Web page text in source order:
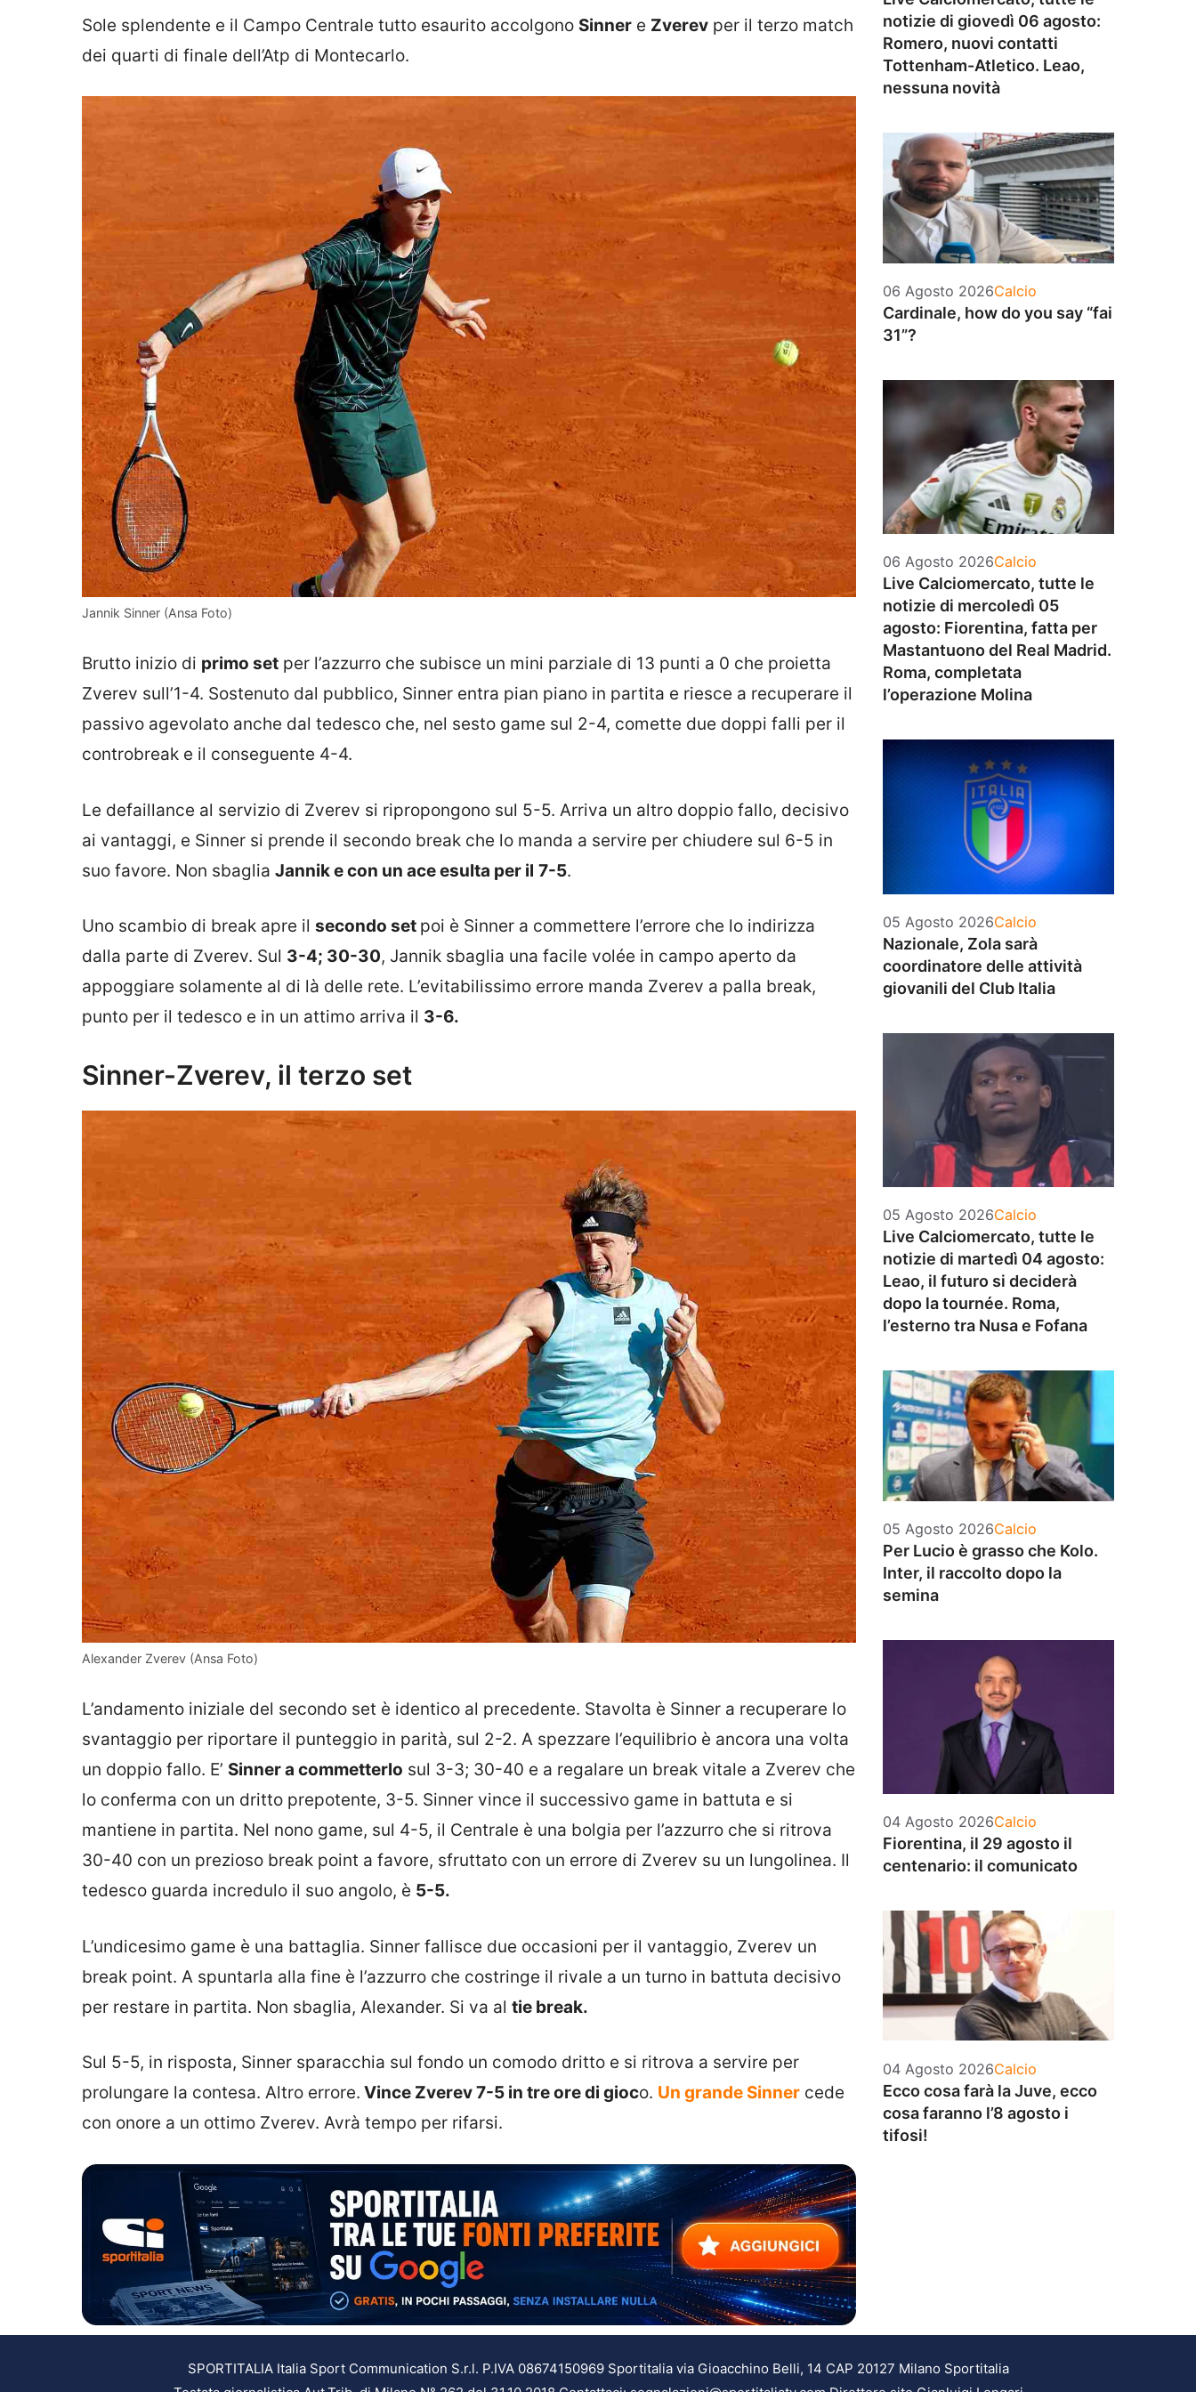
Sole splendente e il Campo Centrale tutto esaurito accolgono Sinner e Zverev per il terzo match
dei quarti di finale dell’Atp di Montecarlo.
Jannik Sinner (Ansa Foto)
Brutto inizio di primo set per l’azzurro che subisce un mini parziale di 13 punti a 0 che proietta
Zverev sull’1-4. Sostenuto dal pubblico, Sinner entra pian piano in partita e riesce a recuperare il
passivo agevolato anche dal tedesco che, nel sesto game sul 2-4, comette due doppi falli per il
controbreak e il conseguente 4-4.
Le defaillance al servizio di Zverev si ripropongono sul 5-5. Arriva un altro doppio fallo, decisivo
ai vantaggi, e Sinner si prende il secondo break che lo manda a servire per chiudere sul 6-5 in
suo favore. Non sbaglia Jannik e con un ace esulta per il 7-5.
Uno scambio di break apre il secondo set poi è Sinner a commettere l’errore che lo indirizza
dalla parte di Zverev. Sul 3-4; 30-30, Jannik sbaglia una facile volée in campo aperto da
appoggiare solamente al di là delle rete. L’evitabilissimo errore manda Zverev a palla break,
punto per il tedesco e in un attimo arriva il 3-6.
Sinner-Zverev, il terzo set
Alexander Zverev (Ansa Foto)
L’andamento iniziale del secondo set è identico al precedente. Stavolta è Sinner a recuperare lo
svantaggio per riportare il punteggio in parità, sul 2-2. A spezzare l’equilibrio è ancora una volta
un doppio fallo. E’ Sinner a commetterlo sul 3-3; 30-40 e a regalare un break vitale a Zverev che
lo conferma con un dritto prepotente, 3-5. Sinner vince il successivo game in battuta e si
mantiene in partita. Nel nono game, sul 4-5, il Centrale è una bolgia per l’azzurro che si ritrova
30-40 con un prezioso break point a favore, sfruttato con un errore di Zverev su un lungolinea. Il
tedesco guarda incredulo il suo angolo, è 5-5.
L’undicesimo game è una battaglia. Sinner fallisce due occasioni per il vantaggio, Zverev un
break point. A spuntarla alla fine è l’azzurro che costringe il rivale a un turno in battuta decisivo
per restare in partita. Non sbaglia, Alexander. Si va al tie break.
Sul 5-5, in risposta, Sinner sparacchia sul fondo un comodo dritto e si ritrova a servire per
prolungare la contesa. Altro errore. Vince Zverev 7-5 in tre ore di gioco. Un grande Sinner cede
con onore a un ottimo Zverev. Avrà tempo per rifarsi.
notizie di giovedì 06 agosto:
Romero, nuovi contatti
Tottenham-Atletico. Leao,
nessuna novità
06 Agosto 2026Categorie
Calcio
Cardinale, how do you say “fai
31”?
06 Agosto 2026Categorie
Calcio
Live Calciomercato, tutte le
notizie di mercoledì 05
agosto: Fiorentina, fatta per
Mastantuono del Real Madrid.
Roma, completata
l’operazione Molina
05 Agosto 2026Categorie
Calcio
Nazionale, Zola sarà
coordinatore delle attività
giovanili del Club Italia
05 Agosto 2026Categorie
Calcio
Live Calciomercato, tutte le
notizie di martedì 04 agosto:
Leao, il futuro si deciderà
dopo la tournée. Roma,
l’esterno tra Nusa e Fofana
05 Agosto 2026Categorie
Calcio
Per Lucio è grasso che Kolo.
Inter, il raccolto dopo la
semina
04 Agosto 2026Categorie
Calcio
Fiorentina, il 29 agosto il
centenario: il comunicato
04 Agosto 2026Categorie
Calcio
Ecco cosa farà la Juve, ecco
cosa faranno l’8 agosto i
tifosi!
SPORTITALIA Italia Sport Communication S.r.l. P.IVA 08674150969 Sportitalia via Gioacchino Belli, 14 CAP 20127 Milano Sportitalia